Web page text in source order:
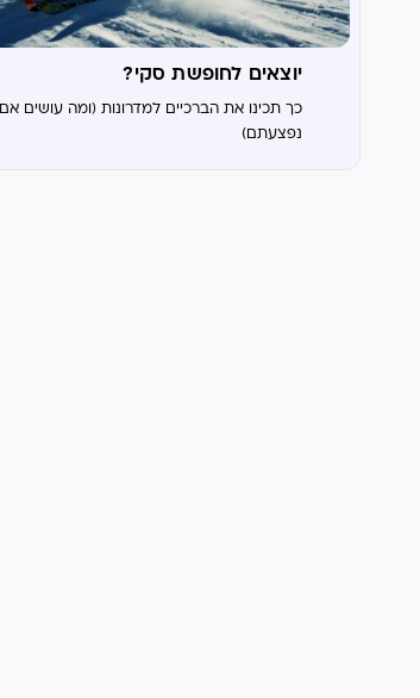
יוצאים לחופשת סקי?
כך תכינו את הברכיים למדרונות (ומה עושים אם
נפצעתם)